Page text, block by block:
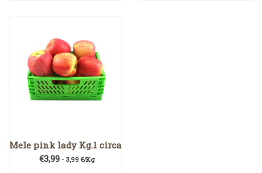
Mele pink lady Kg.1 circa
€3,99 - 3,99 €/Kg